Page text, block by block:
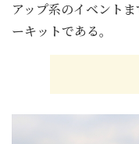
アップ系のイベント
ーキットである。